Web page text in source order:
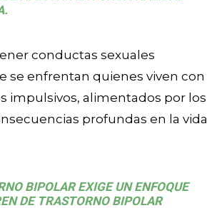
conductas sexuales
se enfrentan quienes viven con
impulsivos, alimentados por los
profundas en la vida
BIPOLAR EXIGE UN ENFOQUE
DE TRASTORNO BIPOLAR